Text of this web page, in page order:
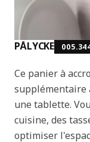
PÅLYCKE
Ce panier à
supplémentaire
une tablette.
cuisine, des
optimiser